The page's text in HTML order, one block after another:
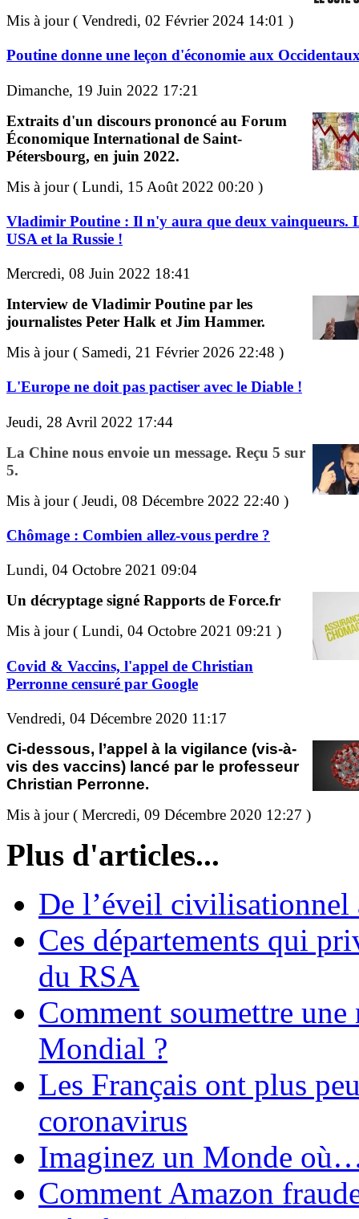
Mis à jour ( Vendredi, 02 Février 2024 14:01 )
Poutine donne une leçon d'économie aux
Dimanche, 19 Juin 2022 17:21
Extraits d'un discours prononcé au Forum
Économique International de Saint-
Pétersbourg, en juin 2022.
Mis à jour ( Lundi, 15 Août 2022 00:20 )
Vladimir Poutine : Il n'y aura que deux vainqueurs.
USA et la Russie !
Mercredi, 08 Juin 2022 18:41
Interview de Vladimir Poutine par les
journalistes Peter Halk et Jim Hammer.
Mis à jour ( Samedi, 21 Février 2026 22:48 )
L'Europe ne doit pas pactiser avec le Diable !
Jeudi, 28 Avril 2022 17:44
La Chine nous envoie un message. Reçu 5 sur
5.
Mis à jour ( Jeudi, 08 Décembre 2022 22:40 )
Chômage : Combien allez-vous perdre ?
Lundi, 04 Octobre 2021 09:04
Un décryptage signé Rapports de Force.fr
Mis à jour ( Lundi, 04 Octobre 2021 09:21 )
Covid & Vaccins, l'appel de Christian
Perronne censuré par Google
Vendredi, 04 Décembre 2020 11:17
Ci-dessous, l’appel à la vigilance (vis-à-
vis des vaccins) lancé par le professeur
Christian Perronne.
Mis à jour ( Mercredi, 09 Décembre 2020 12:27 )
Plus d'articles...
De l’éveil
Ces départements qui
du RSA
Comment soumettre
Mondial ?
Les Français ont plus
coronavirus
Imaginez un Monde
Comment Amazon